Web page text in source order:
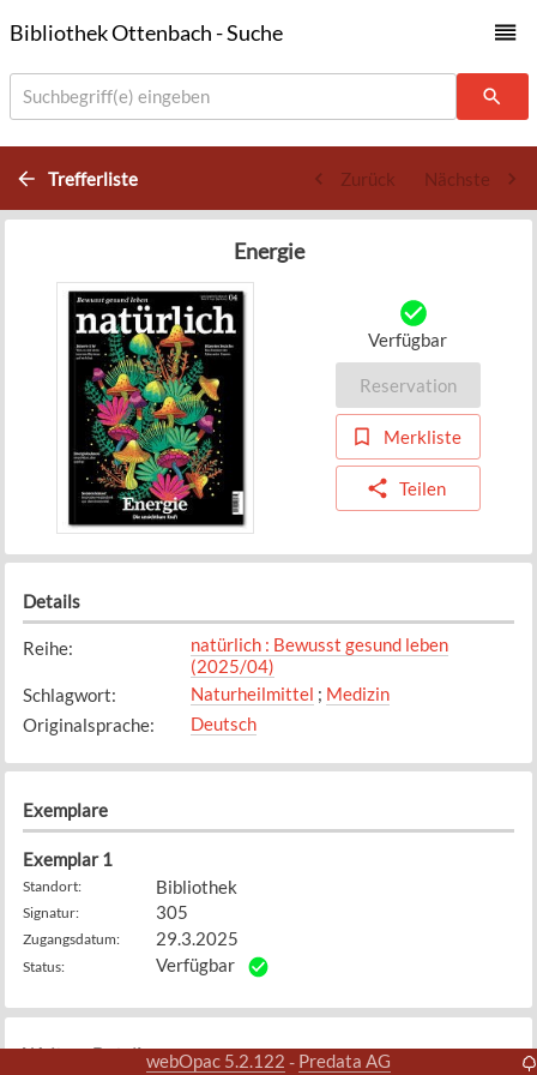
Bibliothek Ottenbach - Suche
Suchbegriff(e) eingeben
Trefferliste Zurück Nächste
Energie
Verfügbar
Reservation
Merkliste
Teilen
Details
Reihe:
natürlich : Bewusst gesund leben
(2025/04)
Schlagwort: Naturheilmittel ; Medizin
Originalsprache: Deutsch
Exemplare
Exemplar 1
Standort: Bibliothek
Signatur: 305
Zugangsdatum: 29.3.2025
Status: Verfügbar
Weitere DetailswebOpac 5.2.122 - Predata AG